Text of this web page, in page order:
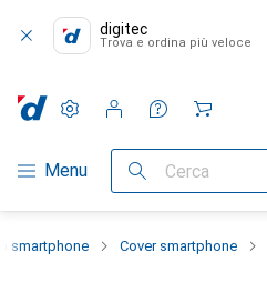
digitec
Trova e ordina più veloce
Categoria Navigazione
Menu Cerca
Impostazioni
Conto cliente
Liste di confronto
Liste dei desideri
Carrello
smartphone Cover smartphone